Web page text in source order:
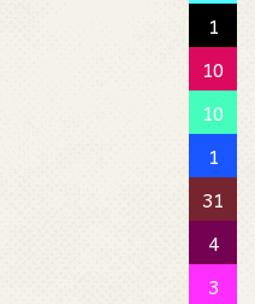
1
10
10
1
31
4
3